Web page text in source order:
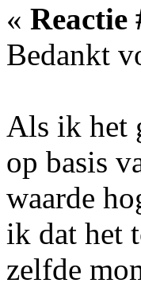
« Reactie
Bedankt
Als ik het
op basis
waarde
ik dat het
zelfde